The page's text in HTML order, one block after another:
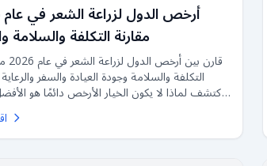
مقارنة التكلفة والسلامة
التكلفة والسلامة وجودة العيادة والسفر
اكتشف لماذا لا يكون الخيار الأرخص دائمًا هو
وكيف يمكن المقارنة بين تركيا والمكسيك والهند
والمجر وتايلاند وإسبانيا والمملكة المتحدة وألمانيا
المتحدة الأمريكية.